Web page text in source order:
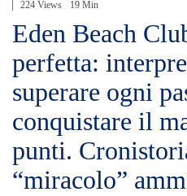
224 Views 19 Min
Eden Beach
perfetta:
superare ogni
conquistare il
punti.
“miracolo”